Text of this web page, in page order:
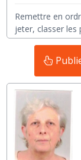
Remettre en
jeter, classer